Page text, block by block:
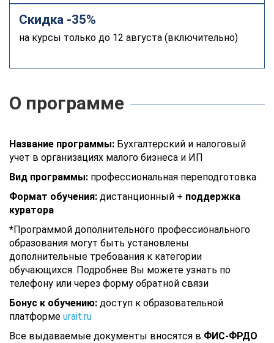
Скидка -35%
на курсы только до 12 августа (включительно)
О программе
Название программы: Бухгалтерский и налоговый
учет в организациях малого бизнеса и ИП
Вид программы: профессиональная переподготовка
Формат обучения: дистанционный + поддержка
куратора
*Программой дополнительного профессионального
образования могут быть установлены
дополнительные требования к категории
обучающихся. Подробнее Вы можете узнать по
телефону или через форму обратной связи
Бонус к обучению: доступ к образовательной
платформе urait.ru
Все выдаваемые документы вносятся в ФИС-ФРДО